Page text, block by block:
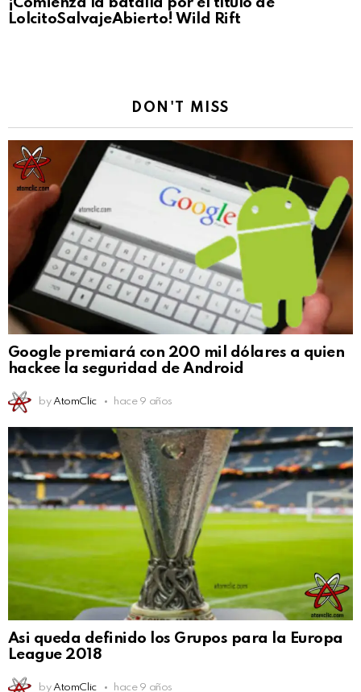
LolcitoSalvajeAbierto! Wild Rift
DON'T MISS
Google premiará con 200 mil dólares a quien
hackee la seguridad de Android
by AtomClic hace 9 años
Asi queda definido los Grupos para la Europa
League 2018
by AtomClic hace 9 años